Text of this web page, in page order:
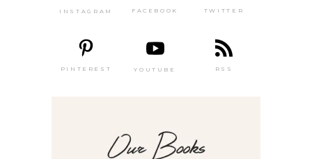
INSTAGRAM FACEBOOK TWITTER
PINTEREST YOUTUBE RSS